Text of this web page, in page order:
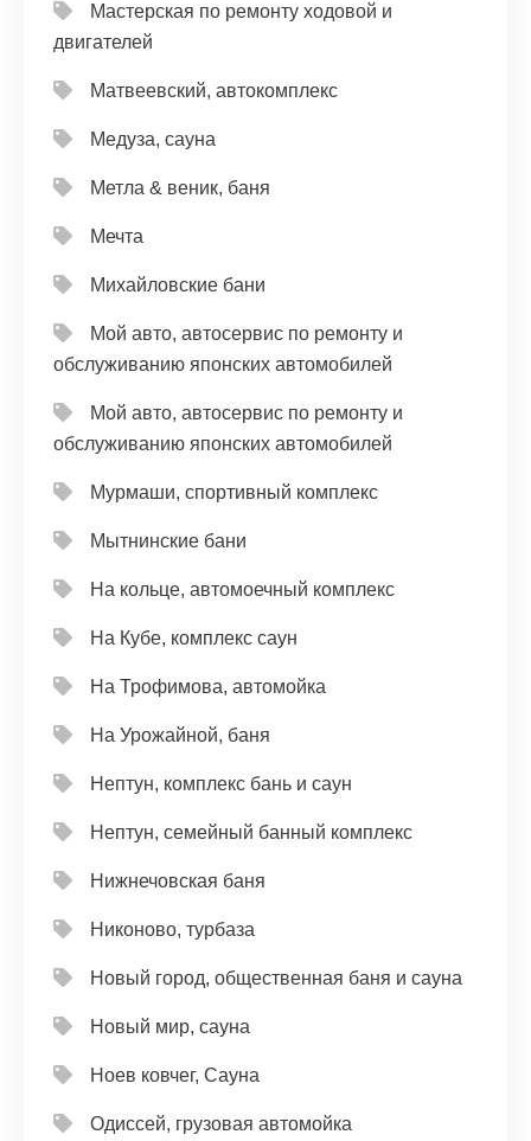
Мастерская по ремонту ходовой и
двигателей
Матвеевский, автокомплекс
Медуза, сауна
Метла & веник, баня
Мечта
Михайловские бани
Мой авто, автосервис по ремонту и
обслуживанию японских автомобилей
Мой авто, автосервис по ремонту и
обслуживанию японских автомобилей
Мурмаши, спортивный комплекс
Мытнинские бани
На кольце, автомоечный комплекс
На Кубе, комплекс саун
На Трофимова, автомойка
На Урожайной, баня
Нептун, комплекс бань и саун
Нептун, семейный банный комплекс
Нижнечовская баня
Никоново, турбаза
Новый город, общественная баня и сауна
Новый мир, сауна
Ноев ковчег, Сауна
Одиссей, грузовая автомойка